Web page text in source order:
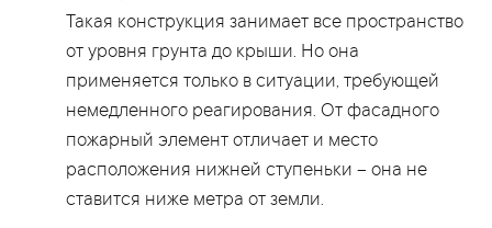
Такая конструкция занимает все пространство
от уровня грунта до крыши. Но она
применяется только в ситуации, требующей
немедленного реагирования. От фасадного
пожарный элемент отличает и место
расположения нижней ступеньки – она не
ставится ниже метра от земли.